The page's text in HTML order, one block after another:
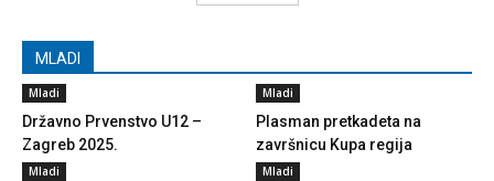
MLADI
Mladi
Državno Prvenstvo U12 –
Zagreb 2025.
Mladi
Plasman pretkadeta na
završnicu Kupa regija
Mladi Mladi